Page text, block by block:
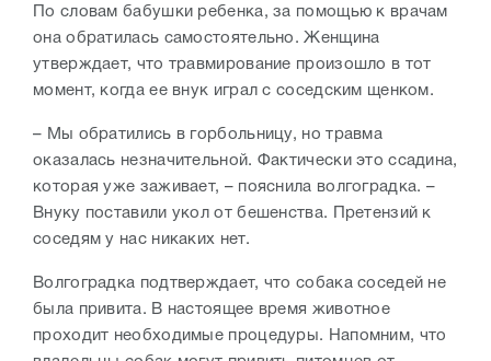
По словам бабушки ребенка, за помощью к врачам
она обратилась самостоятельно. Женщина
утверждает, что травмирование произошло в тот
момент, когда ее внук играл с соседским щенком.
– Мы обратились в горбольницу, но травма
оказалась незначительной. Фактически это ссадина,
которая уже заживает, – пояснила волгоградка. –
Внуку поставили укол от бешенства. Претензий к
соседям у нас никаких нет.
Волгоградка подтверждает, что собака соседей не
была привита. В настоящее время животное
проходит необходимые процедуры. Напомним, что